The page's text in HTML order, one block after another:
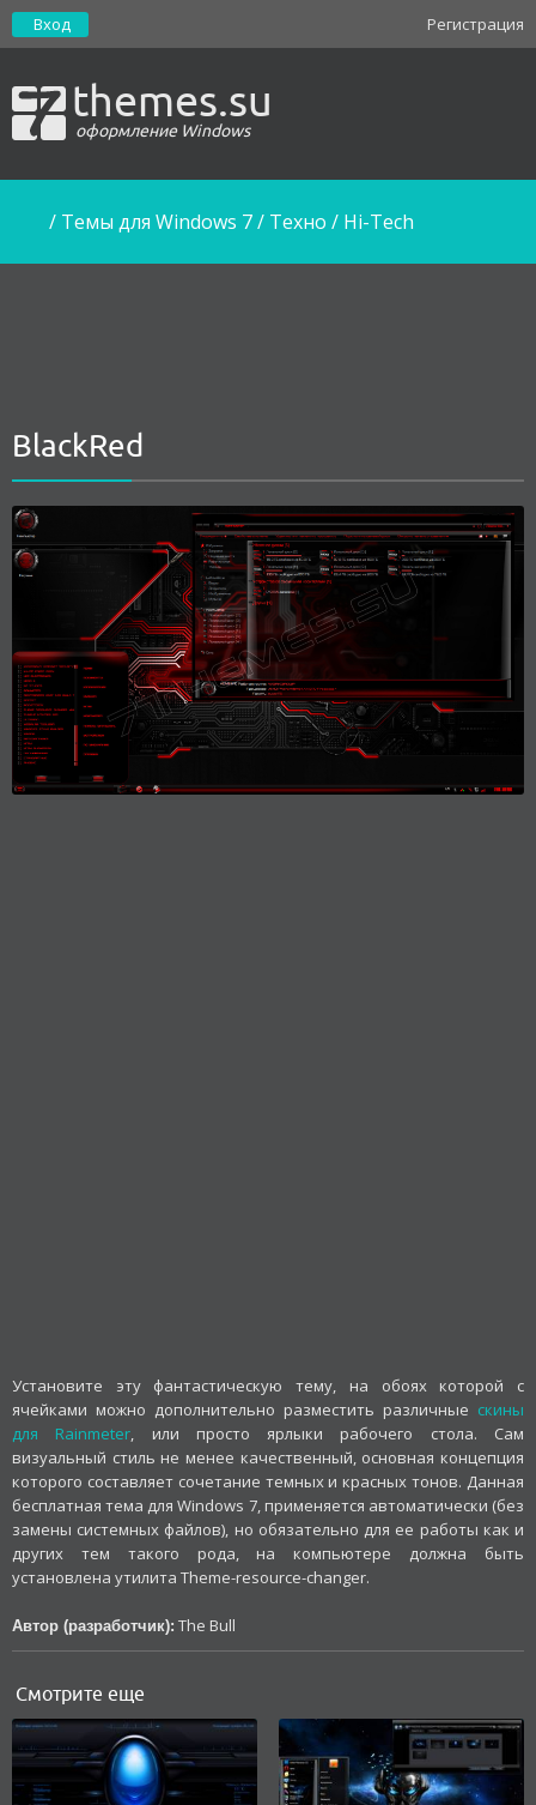
Регистрация
Вход
themes.su
оформление Windows
/ Темы для Windows 7/ Техно / Hi-Tech
BlackRed
Установите эту фантастическую тему, на обоях которой с
ячейками можно дополнительно разместить различные скины
для Rainmeter, или просто ярлыки рабочего стола. Сам
визуальный стиль не менее качественный, основная концепция
которого составляет сочетание темных и красных тонов. Данная
бесплатная тема для Windows 7, применяется автоматически (без
замены системных файлов), но обязательно для ее работы как и
других тем такого рода, на компьютере должна быть
установлена утилита Theme-resource-changer.
Автор (разработчик): The Bull
Смотрите еще